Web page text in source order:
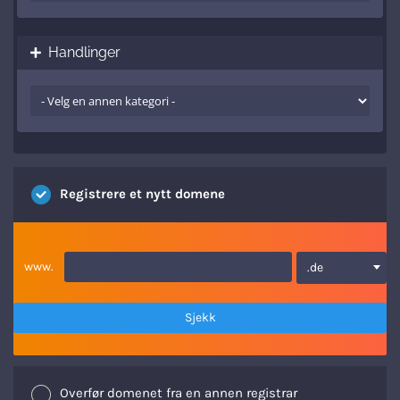
Handlinger
Registrere et nytt domene
www. .de
Sjekk
Overfør domenet fra en annen registrar